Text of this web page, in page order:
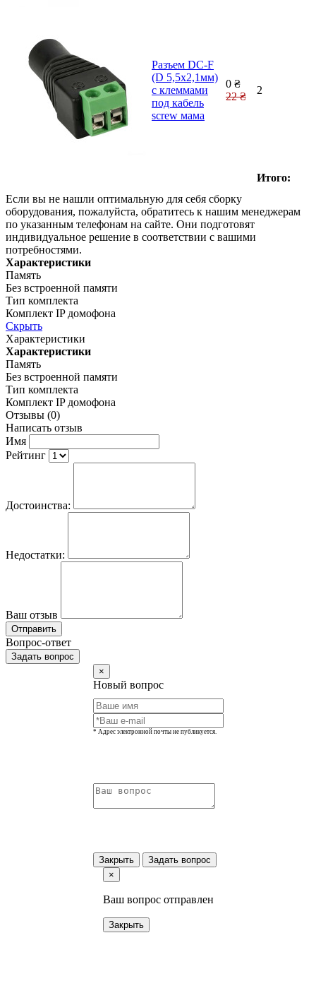
Разъем DC-F
(D 5,5x2,1мм)
с клеммами
под кабель
screw мама
0 ₴
22 ₴
2
Итого:
Если вы не нашли оптимальную для себя сборку
оборудования, пожалуйста, обратитесь к нашим менеджерам
по указанным телефонам на сайте. Они подготовят
индивидуальное решение в соответствии с вашими
потребностями.
Характеристики
Память
Без встроенной памяти
Тип комплекта
Комплект IP домофона
Скрыть
Характеристики
Характеристики
Память
Без встроенной памяти
Тип комплекта
Комплект IP домофона
Отзывы (0)
Написать отзыв
Имя
Рейтинг
Достоинства:
Недостатки:
Ваш отзыв
Отправить
Вопрос-ответ
Задать вопрос
×
Новый вопрос
* Адрес электронной почты не публикуется.
Закрыть
Задать вопрос
×
Ваш вопрос отправлен
Закрыть